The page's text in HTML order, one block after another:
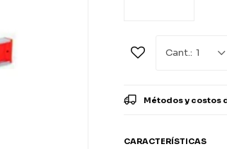
1
Métodos y costos
CARACTERÍSTICAS